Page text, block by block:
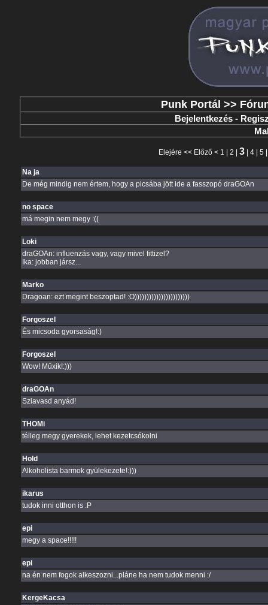
Punk Portál >>
Bejelentkezés -
Elejére << Előző < 1 2 3 4 5
Na ja
De még mindig nem értem, hogy a picsába jött ide a fasszopó draGOAn
no space
má megin nem megy :((
Loki
draGOAn: influenzás vagy, vagy mivel fittizel?
Ika: jobban jársz...
Marko
Dragoan: ezt megint beszoptad! :O)))))))))))))))))))))))
Forgoszel
És micsoda gyorsaság!:)
Forgoszel
Wow! Műxik!:)))
draGOAn
Sziavasd anyád!
THOMi
télleg megy gyerekek, lehet kezetcsókolni
Hold
Alkoholista barmok gyülekezete!:)))
ikarus
tudok inni otthon is :P
epi
megy a space!!!!!
epi
na én nem fogok alkeszozni...pláne ha nem tudok menni :/
KergeKacsa